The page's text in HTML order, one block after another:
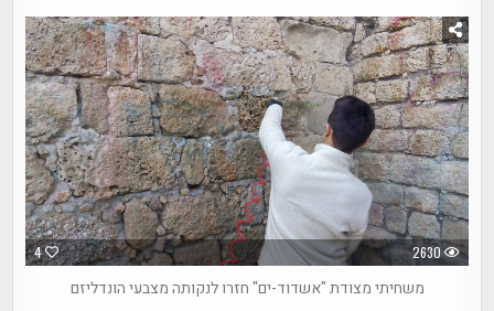
4 2630
משחיתי מצודת "אשדוד-ים" חזרו לנקותה מצבעי הונדליזם